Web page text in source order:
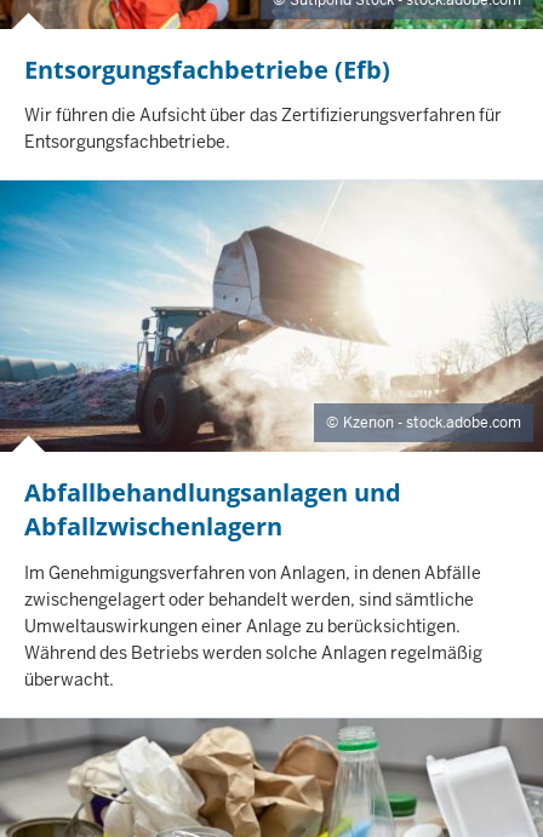
Entsorgungsfachbetriebe (Efb)
I
N
A
T
S
E
E
Wir führen die Aufsicht über das Zertifizierungsverfahren für
Entsorgungsfachbetriebe.
Kzenon - stock.adobe.com
Abfallbehandlungsanlagen und
Abfallzwischenlagern
I
N
H
A
L
T
E
I
E
Im Genehmigungsverfahren von Anlagen, in denen Abfälle
zwischengelagert oder behandelt werden, sind sämtliche
Umweltauswirkungen einer Anlage zu berücksichtigen.
Während des Betriebs werden solche Anlagen regelmäßig
überwacht.